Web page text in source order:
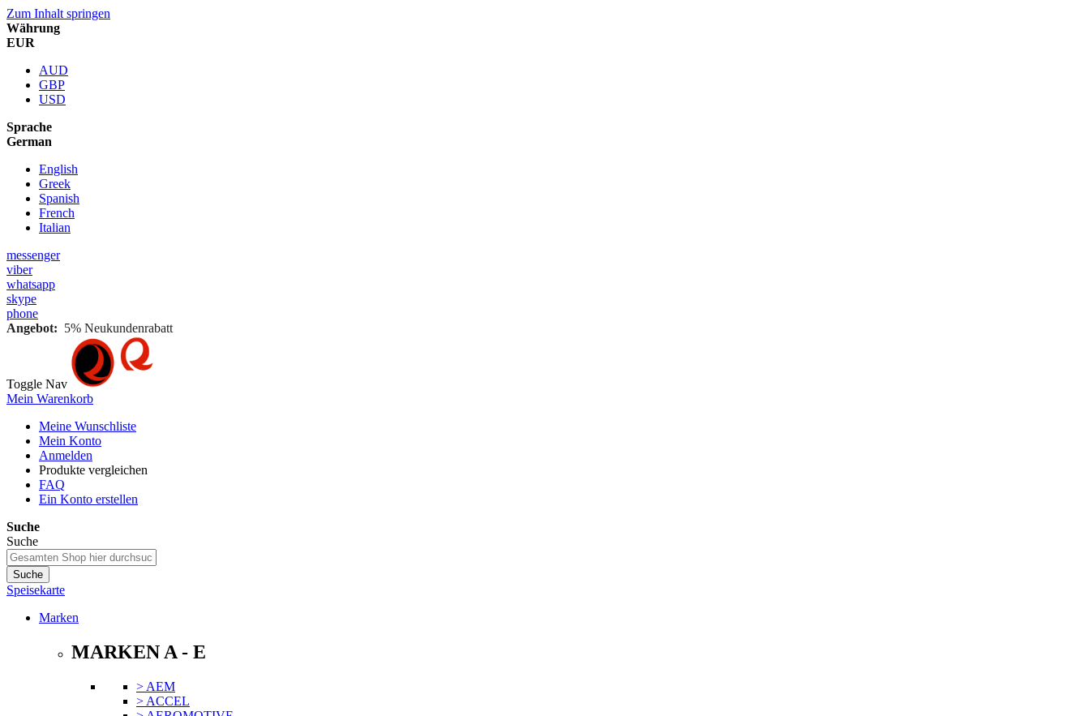
Zum Inhalt springen
Währung
EUR
AUD
GBP
USD
Sprache
German
English
Greek
Spanish
French
Italian
messenger
viber
whatsapp
skype
phone
Angebot: 5% Neukundenrabatt
Toggle Nav
Mein Warenkorb
Meine Wunschliste
Mein Konto
Anmelden
Produkte vergleichen
FAQ
Ein Konto erstellen
Suche
Suche
Suche
Speisekarte
Marken
MARKEN A - E
> AEM
> ACCEL